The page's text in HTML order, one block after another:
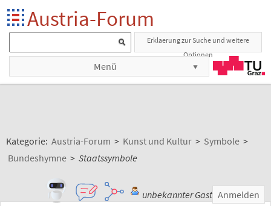
Austria-Forum
Erklaerung zur Suche und weitere
Optionen
Menü
Kategorie: Austria-Forum > Kunst und Kultur > Symbole >
Bundeshymne > Staatssymbole
unbekannter Gast Anmelden